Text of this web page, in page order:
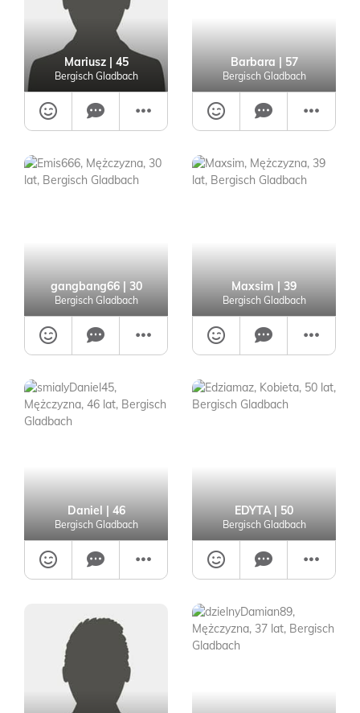
Mariusz | 45
Bergisch Gladbach
Barbara | 57
Bergisch Gladbach
gangbang66| 30
Bergisch Gladbach
Maxsim | 39
Bergisch Gladbach
Daniel | 46
Bergisch Gladbach
EDYTA | 50
Bergisch Gladbach